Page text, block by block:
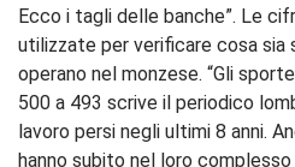
Ecco i tagli delle banche”. Le
utilizzate per verificare cosa sia
operano nel monzese. “Gli
500 a 493 scrive il periodico
lavoro persi negli ultimi 8 anni.
hanno subito nel loro